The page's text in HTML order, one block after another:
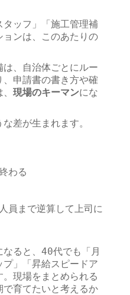
ッフ」「施工管理補
ンは、このあたりの
は、自治体ごとにルー
申請書の書き方や確
、現場のキーマンにな
差が生まれます。
わる
員まで逆算して上司に
ると、40代でも「月
」「昇給スピードア
現場をまとめられる
で育てたいと考えるか